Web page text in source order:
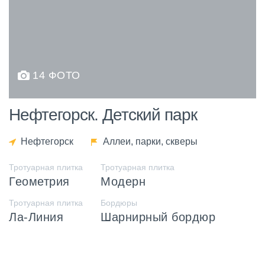
14 ФОТО
Нефтегорск. Детский парк
Нефтегорск Аллеи, парки, скверы
Тротуарная плитка
Геометрия
Тротуарная плитка
Модерн
Тротуарная плитка
Ла-Линия
Бордюры
Шарнирный бордюр